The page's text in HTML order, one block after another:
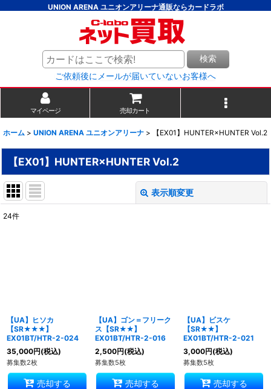
UNION ARENA ユニオンアリーナ通販ならカードラボ
検索
ご依頼後にメールが届いていないお客様へ
マイページ 売却カート
ホーム > UNION ARENA ユニオンアリーナ > 【EX01】HUNTER×HUNTER Vol.2
【EX01】HUNTER×HUNTER Vol.2
表示順変更
24件
【UA】ヒソカ
【SR★★★】
EX01BT/HTR-2-024
35,000円(税込)
募集数2枚
売却する
【UA】ゴン＝フリーク
ス【SR★★】
EX01BT/HTR-2-016
2,500円(税込)
募集数5枚
売却する
【UA】ビスケ
【SR★★】
EX01BT/HTR-2-021
3,000円(税込)
募集数5枚
売却する